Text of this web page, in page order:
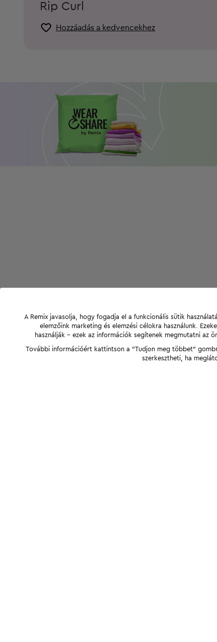
Rip Curl
Hozzáadás a kedvencekhez
A Remix javasolja, hogy fogadja el a funkcionális sütik
elemzőink marketing és elemzési célokra használunk.
használják - ezek az információk segítenek megmutatni
További információért kattintson a "Tudjon meg többet"
szerkesztheti, ha